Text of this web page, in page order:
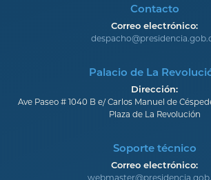
Contacto
Correo electrónico:
Palacio de La
Dirección:
Ave Paseo # 1040 B e/ Carlos Manuel de
Plaza de La Revolución
Soporte técnico
Correo electrónico: